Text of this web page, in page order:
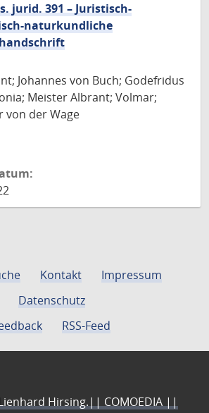
jurid. 391 – Juristisch-
naturkundliche
Johannes von Buch; Godefridus
Meister Albrant; Volmar;
von der Wage
Kontakt
Impressum
Datenschutz
RSS-Feed
Hirsing.|| COMOEDIA ||